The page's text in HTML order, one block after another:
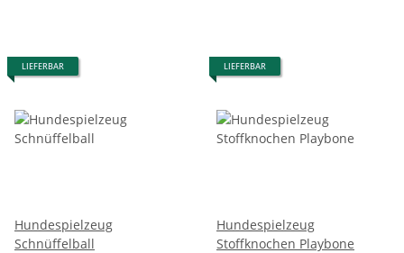
LIEFERBAR
Hundespielzeug
Schnüffelball
LIEFERBAR
Hundespielzeug
Stoffknochen Playbone